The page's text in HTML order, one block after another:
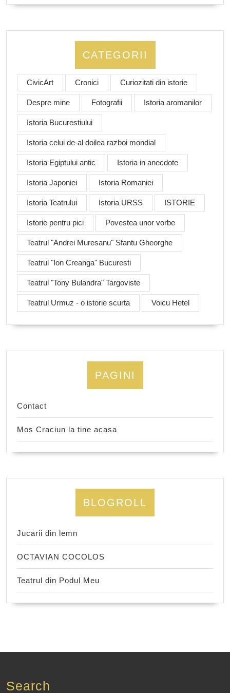
CATEGORII
CivicArt Cronici Curiozitati din istorie
Despre mine Fotografii Istoria aromanilor
Istoria Bucurestiului
Istoria celui de-al doilea razboi mondial
Istoria Egiptului antic Istoria in anecdote
Istoria Japoniei Istoria Romaniei
Istoria Teatrului Istoria URSS ISTORIE
Istorie pentru pici Povestea unor vorbe
Teatrul "Andrei Muresanu" Sfantu Gheorghe
Teatrul "Ion Creanga" Bucuresti
Teatrul "Tony Bulandra" Targoviste
Teatrul Urmuz - o istorie scurta Voicu Hetel
PAGINI
Contact
Mos Craciun la tine acasa
BLOGROLL
Jucarii din lemn
OCTAVIAN COCOLOS
Teatrul din Podul Meu
Search